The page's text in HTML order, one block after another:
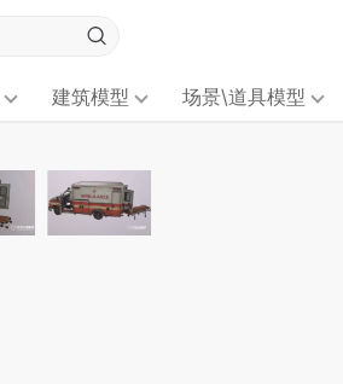
建筑模型 场景\道具模型